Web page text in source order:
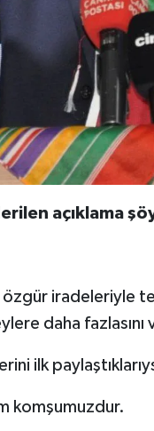
açıklama
iradeleriyle
daha
ilk
komşumuzdur.